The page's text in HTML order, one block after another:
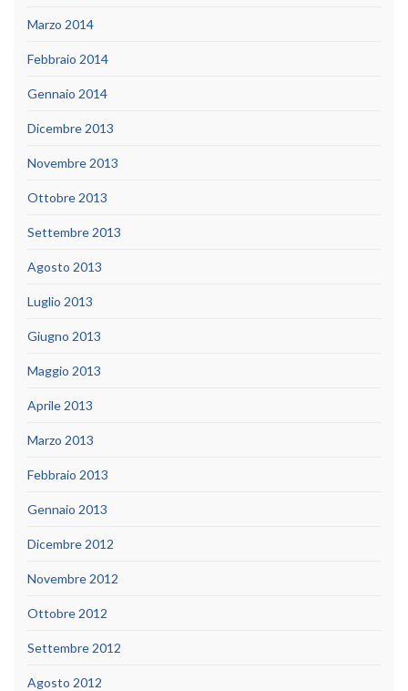
Marzo 2014
Febbraio 2014
Gennaio 2014
Dicembre 2013
Novembre 2013
Ottobre 2013
Settembre 2013
Agosto 2013
Luglio 2013
Giugno 2013
Maggio 2013
Aprile 2013
Marzo 2013
Febbraio 2013
Gennaio 2013
Dicembre 2012
Novembre 2012
Ottobre 2012
Settembre 2012
Agosto 2012